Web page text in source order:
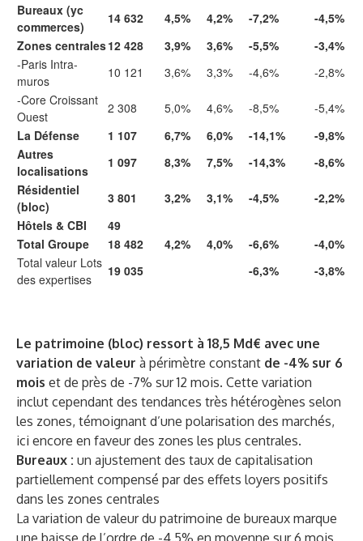
Bureaux (yc
commerces)
14 632 4,5% 4,2% -7,2%
-4,5%
Zones centrales12 428 3,9% 3,6% -5,5%
-3,4%
-Paris Intra-
muros
10 121 3,6% 3,3% -4,6%
-2,8%
-Core Croissant
Ouest
2 308 5,0% 4,6% -8,5%
-5,4%
La Défense
1 107 6,7% 6,0% -14,1%
-9,8%
Autres
localisations
1 097 8,3% 7,5% -14,3%
-8,6%
Résidentiel
(bloc)
3 801 3,2% 3,1% -4,5%
-2,2%
Hôtels & CBI
49
Total Groupe
18 482 4,2% 4,0% -6,6%
-4,0%
Total valeur Lots
des expertises
19 035 -6,3% -3,8%
Le patrimoine (bloc) ressort à 18,5 Md€ avec une
variation de valeur à périmètre constant de -4% sur 6
mois et de près de -7% sur 12 mois. Cette variation
inclut cependant des tendances très hétérogènes selon
les zones, témoignant d’une polarisation des marchés,
ici encore en faveur des zones les plus centrales.
Bureaux : un ajustement des taux de capitalisation
partiellement compensé par des effets loyers positifs
dans les zones centrales
La variation de valeur du patrimoine de bureaux marque
une baisse de l’ordre de -4,5% en moyenne sur 6 mois